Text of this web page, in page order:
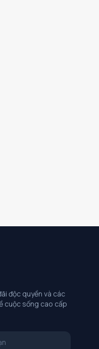
độc quyền và các
cuộc sống cao cấp